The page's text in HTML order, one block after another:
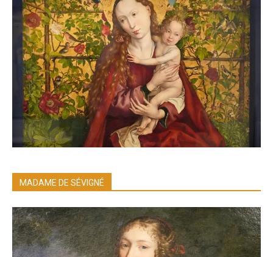
MADAME DE SÉVIGNÉ